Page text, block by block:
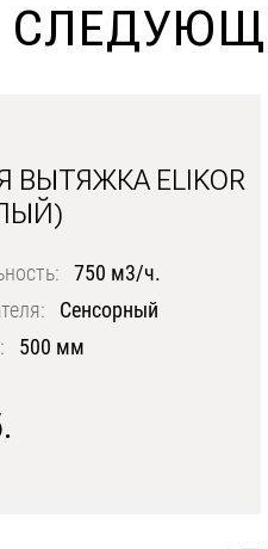
ВЫТЯЖКА ELIKOR
750 м3/ч.
Сенсорный
500 мм